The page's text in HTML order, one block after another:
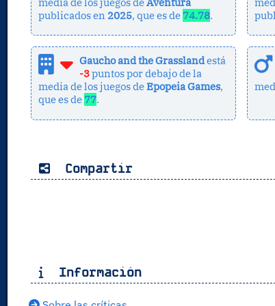
publicados en 2025, que es de 74.78.
Gaucho and the Grasslandestá
-3puntos por debajo de la
media de los juegos deEpopeia Games,
que es de 77.
Compartir
Información